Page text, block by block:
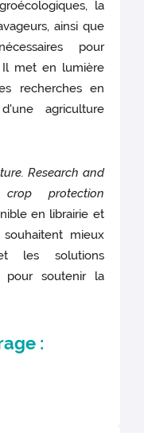
la
ainsi que
pour
Il met en lumière
recherches en
agriculture
Research and
protection
en librairie et
mieux
les solutions
pour soutenir la
: